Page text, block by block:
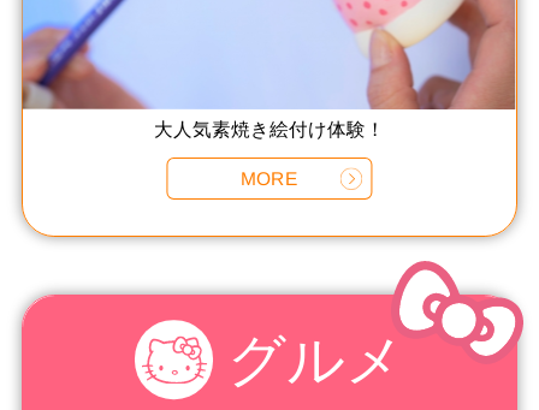
大人気素焼き絵付け体験！
MORE
グルメ